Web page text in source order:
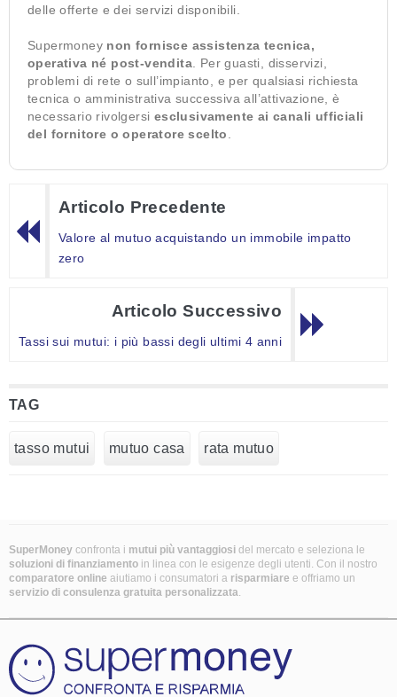
delle offerte e dei servizi disponibili.
Supermoney non fornisce assistenza tecnica,
operativa né post-vendita. Per guasti, disservizi,
problemi di rete o sull’impianto, e per qualsiasi richiesta
tecnica o amministrativa successiva all’attivazione, è
necessario rivolgersi esclusivamente ai canali ufficiali
del fornitore o operatore scelto.
Articolo Precedente
Valore al mutuo acquistando un immobile impatto
zero
Articolo Successivo
Tassi sui mutui: i più bassi degli ultimi 4 anni
TAG
tasso mutui mutuo casa rata mutuo
SuperMoney confronta i mutui più vantaggiosi del mercato e seleziona le
soluzioni di finanziamento in linea con le esigenze degli utenti. Con il nostro
comparatore online aiutiamo i consumatori a risparmiare e offriamo un
servizio di consulenza gratuita personalizzata.